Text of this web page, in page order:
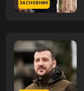
ЗАСНОВНИК